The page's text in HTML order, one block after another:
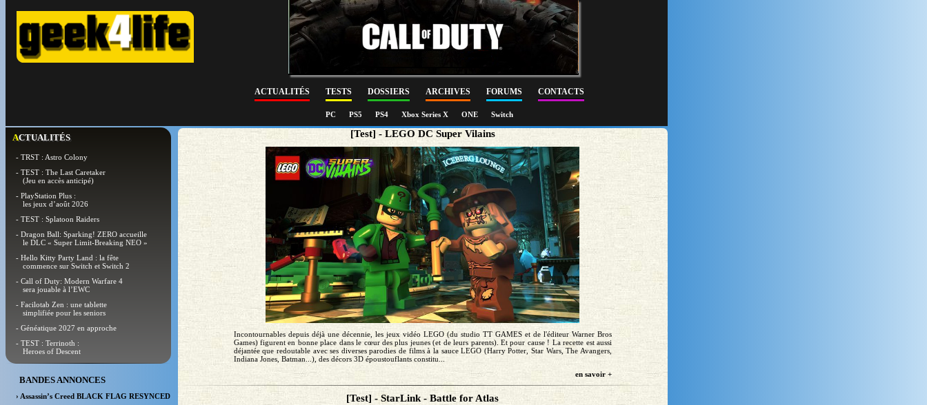
ACTUALITÉS TESTS DOSSIERS ARCHIVES FORUMS CONTACTS
PC PS5 PS4 Xbox Series X ONE Switch
ACTUALITÉS
- TRST : Astro Colony
- TEST : The Last Caretaker
(Jeu en accès anticipé)
- PlayStation Plus :
les jeux d’août 2026
- TEST : Splatoon Raiders
- Dragon Ball: Sparking! ZERO accueille
le DLC « Super Limit-Breaking NEO »
- Hello Kitty Party Land : la fête
commence sur Switch et Switch 2
- Call of Duty: Modern Warfare 4
sera jouable à l’EWC
- Facilotab Zen : une tablette
simplifiée pour les seniors
- Généatique 2027 en approche
- TEST : Terrinoth :
Heroes of Descent
BANDES ANNONCES
› Assassin’s Creed BLACK FLAG RESYNCED
[Test] - LEGO DC Super Vilains
Incontournables depuis déjà une décennie, les jeux vidéo LEGO (du studio TT GAMES et de l'éditeur Warner Bros
Games) figurent en bonne place dans le cœur des plus jeunes (et de leurs parents). Et pour cause ! La recette est aussi
déjantée que redoutable avec ses diverses parodies de films à la sauce LEGO (Harry Potter, Star Wars, The Avangers,
Indiana Jones, Batman...), des décors 3D époustouflants constitu...
en savoir +
[Test] - StarLink - Battle for Atlas